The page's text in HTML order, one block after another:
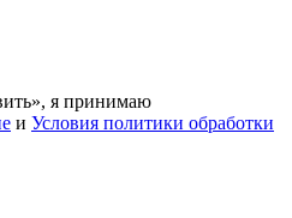
я принимаю
и Условия политики обработки